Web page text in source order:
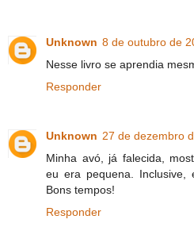
Unknown 8 de outubro de
Nesse livro se aprendia
Responder
Unknown 27 de dezembro
Minha avó, já falecida,
eu era pequena. Inclusive,
Bons tempos!
Responder